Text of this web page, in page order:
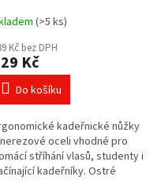
(>5 ks)
Kč bez DPH
Kč
Do košíku
kadeřnické nůžky
oceli vhodné pro
stříhání vlasů, studenty i
kadeřníky. Ostré